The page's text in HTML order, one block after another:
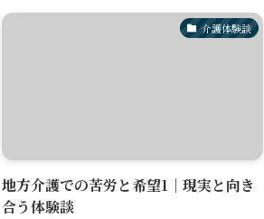
介護体験談
地方介護での苦労と希望1｜現実と向き
合う体験談